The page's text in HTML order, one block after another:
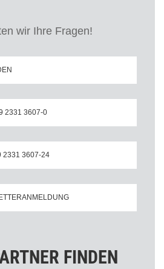
wir Ihre Fragen!
2331 3607-0
2331 3607-24
FINDEN